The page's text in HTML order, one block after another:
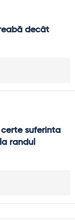
decât
suferinta
randul